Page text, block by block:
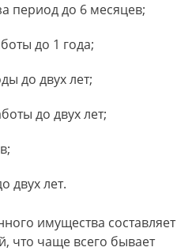
период до 6 месяцев;
до 1 года;
до двух лет;
до двух лет;
двух лет.
имущества составляет
что чаще всего бывает